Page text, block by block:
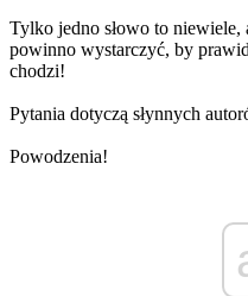
Tylko jedno słowo to
powinno wystarczyć, by
chodzi!
Pytania dotyczą słynnych
Powodzenia!